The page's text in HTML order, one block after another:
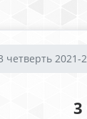
четверть 2021-
3